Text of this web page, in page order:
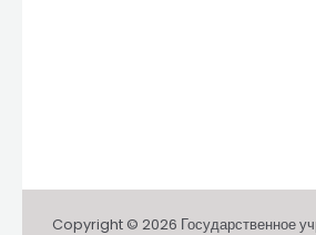
Copyright © 2026 Государственное